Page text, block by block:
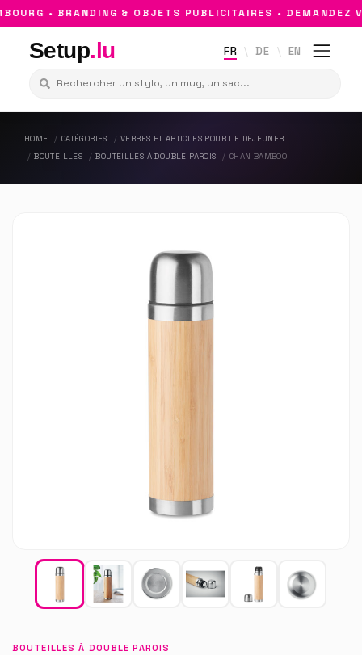
• BRANDING & OBJETS PUBLICITAIRES • DEMANDEZ
Setup.lu FR DE EN
HOME CATÉGORIES
VERRES ET ARTICLES POUR LE DÉJEUNER
BOUTEILLES
BOUTEILLES À DOUBLE PAROIS CHAN BAMBOO
BOUTEILLES À DOUBLE PAROIS